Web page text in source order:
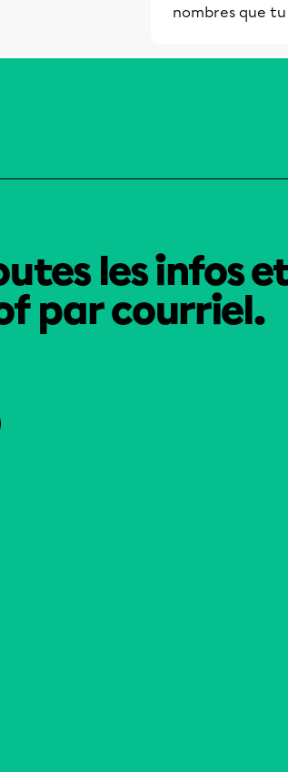
nombres que
les infos
par courriel.